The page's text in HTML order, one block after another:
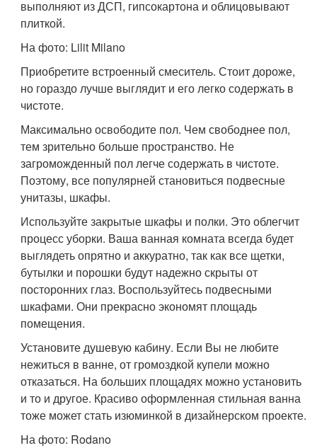
выполняют из ДСП, гипсокартона и облицовывают
плиткой.
На фото: Lilit Milano
Приобретите встроенный смеситель. Стоит дороже,
но гораздо лучше выглядит и его легко содержать в
чистоте.
Максимально освободите пол. Чем свободнее пол,
тем зрительно больше пространство. Не
загроможденный пол легче содержать в чистоте.
Поэтому, все популярней становиться подвесные
унитазы, шкафы.
Используйте закрытые шкафы и полки. Это облегчит
процесс уборки. Ваша ванная комната всегда будет
выглядеть опрятно и аккуратно, так как все щетки,
бутылки и порошки будут надежно скрыты от
посторонних глаз. Воспользуйтесь подвесными
шкафами. Они прекрасно экономят площадь
помещения.
Установите душевую кабину. Если Вы не любите
нежиться в ванне, от громоздкой купели можно
отказаться. На больших площадях можно установить
и то и другое. Красиво оформленная стильная ванна
тоже может стать изюминкой в дизайнерском проекте.
На фото: Rodano